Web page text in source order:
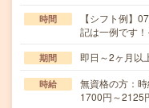
時間
【シフト例】
記は一例です
期間 即日～2ヶ月以
時給
無資格の方：
1700円～2125